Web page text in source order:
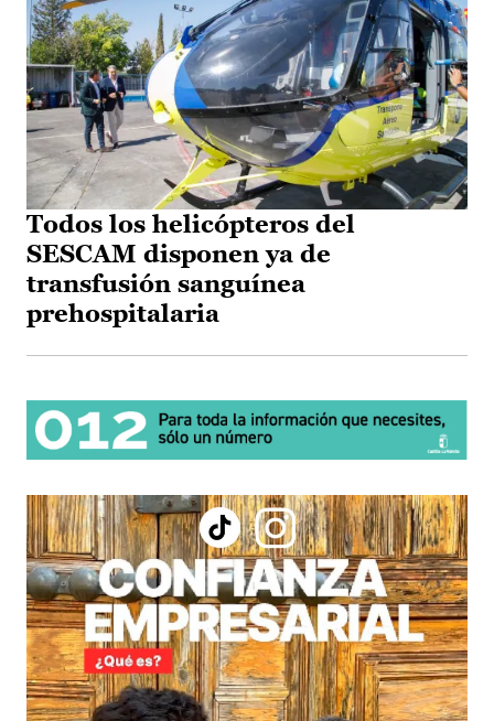
Todos los helicópteros del
SESCAM disponen ya de
transfusión sanguínea
prehospitalaria